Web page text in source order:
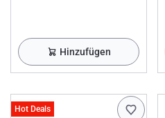
Hinzufügen
Hot Deals